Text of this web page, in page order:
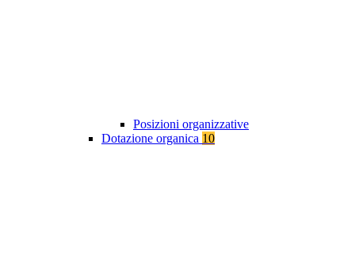
Posizioni organizzative
Dotazione organica 10